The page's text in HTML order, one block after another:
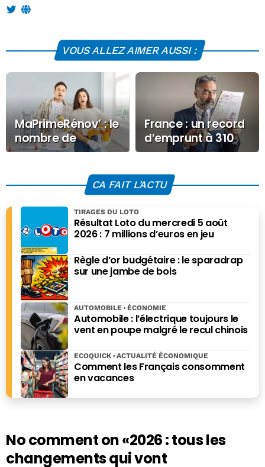
VOUS ALLEZ AIMER AUSSI :
MaPrimeRénov’ : le
nombre de
demandes
France : un record
d’emprunt à 310
milliards d’euros
CA FAIT L'ACTU
Résultat Loto du mercredi 5 août
2026 : 7 millions d’euros en jeu
TIRAGES DU LOTO
Règle d’or budgétaire : le sparadrap
sur une jambe de bois
Automobile : l’électrique toujours le
vent en poupe malgré le recul chinois
AUTOMOBILE ÉCONOMIE
Comment les Français consomment
en vacances
ECOQUICK ACTUALITÉ ÉCONOMIQUE
No comment on«2026 : tous les
changements qui vont